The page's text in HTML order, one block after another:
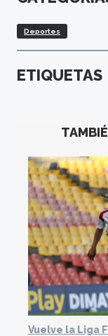
Deportes
ETIQUETAS
Vuelve la Liga